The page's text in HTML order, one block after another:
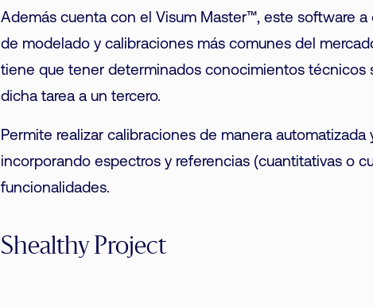
Además cuenta con el Visum Master™, este software
de modelado y calibraciones más comunes del
tiene que tener determinados conocimientos técnicos
dicha tarea a un tercero.
Permite realizar calibraciones de manera automatizada
incorporando espectros y referencias (cuantitativas o
funcionalidades.
Shealthy Project